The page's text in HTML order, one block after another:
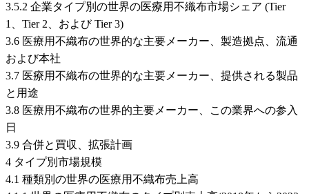
3.5.2 企業タイプ別の世界の医療用不織布市場シェア (Tier
1、Tier 2、および Tier 3)
3.6 医療用不織布の世界的な主要メーカー、製造拠点、流通
および本社
3.7 医療用不織布の世界的な主要メーカー、提供される製品
と用途
3.8 医療用不織布の世界的主要メーカー、この業界への参入
日
3.9 合併と買収、拡張計画
4 タイプ別市場規模
4.1 種類別の世界の医療用不織布売上高